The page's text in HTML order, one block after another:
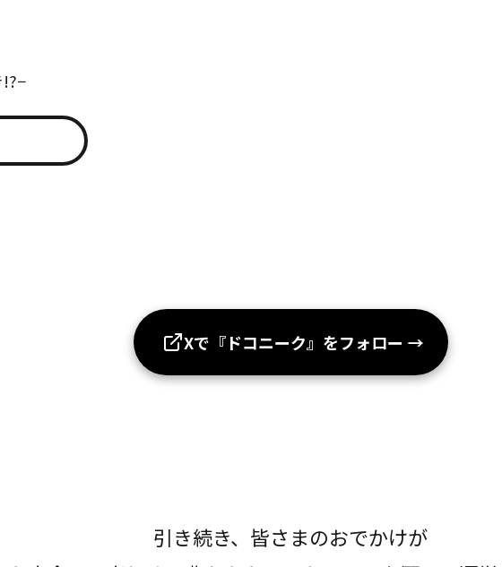
Xで『ドコニーク』をフォロー →
引き続き、皆さまのおでかけが